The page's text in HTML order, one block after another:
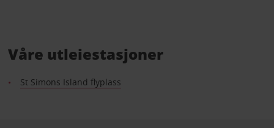
Våre utleiestasjoner
St Simons Island flyplass